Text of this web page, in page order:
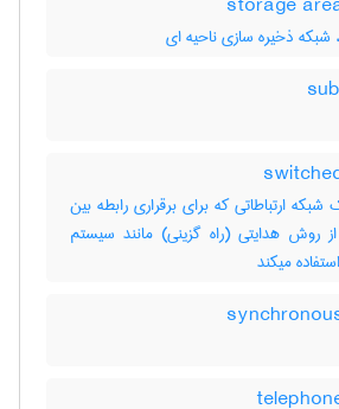
ذخیره سازی ناحیه ای
ارتباطاتی که برای برقراری رابطه بین
روش هدایتی (راه گزینی) مانند سیستم
میکند